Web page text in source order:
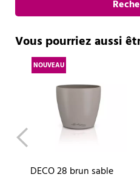
Vous pourriez aussi
NOUVEAU
DECO 28 brun sable